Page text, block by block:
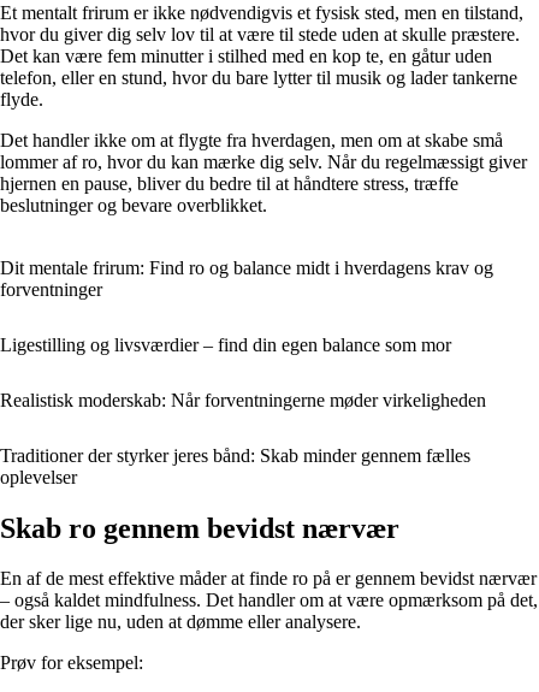
Et mentalt frirum er ikke nødvendigvis et fysisk sted, men en tilstand,
hvor du giver dig selv lov til at være til stede uden at skulle præstere.
Det kan være fem minutter i stilhed med en kop te, en gåtur uden
telefon, eller en stund, hvor du bare lytter til musik og lader tankerne
flyde.
Det handler ikke om at flygte fra hverdagen, men om at skabe små
lommer af ro, hvor du kan mærke dig selv. Når du regelmæssigt giver
hjernen en pause, bliver du bedre til at håndtere stress, træffe
beslutninger og bevare overblikket.
Dit mentale frirum: Find ro og balance midt i hverdagens krav og
forventninger
Ligestilling og livsværdier – find din egen balance som mor
Realistisk moderskab: Når forventningerne møder virkeligheden
Traditioner der styrker jeres bånd: Skab minder gennem fælles
oplevelser
Skab ro gennem bevidst nærvær
En af de mest effektive måder at finde ro på er gennem bevidst nærvær
– også kaldet mindfulness. Det handler om at være opmærksom på det,
der sker lige nu, uden at dømme eller analysere.
Prøv for eksempel: